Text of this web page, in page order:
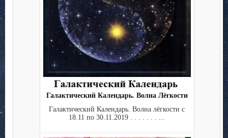
Галактический Календарь. Волна Лёгкости
Галактический Календарь. Волна лёгкости с
18.11 по 30.11.2019 . . . . . . . ...